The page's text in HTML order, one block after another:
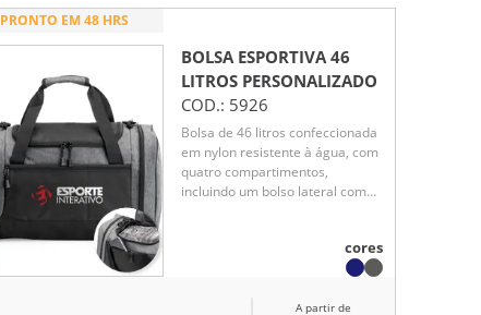
PRONTO EM 48 HRS
BOLSA ESPORTIVA 46
LITROS PERSONALIZADO
COD.: 5926
Bolsa de 46 litros confeccionada
em nylon resistente à água, com
quatro compartimentos,
incluindo um bolso lateral com
e removível, além de duas alças
cores
A partir de